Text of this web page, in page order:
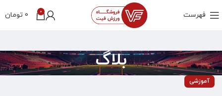
فهرست 0
0 تومان
بلاگ
آموزشی